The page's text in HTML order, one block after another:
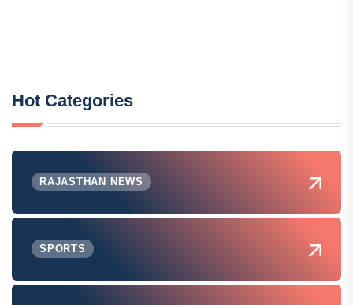
Hot Categories
RAJASTHAN NEWS
SPORTS